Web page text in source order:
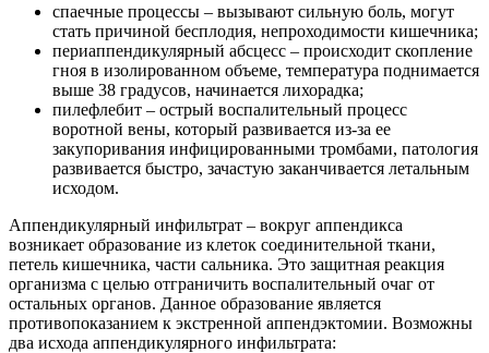
спаечные процессы – вызывают сильную боль, могут
стать причиной бесплодия, непроходимости кишечника;
периаппендикулярный абсцесс – происходит скопление
гноя в изолированном объеме, температура поднимается
выше 38 градусов, начинается лихорадка;
пилефлебит – острый воспалительный процесс
воротной вены, который развивается из-за ее
закупоривания инфицированными тромбами, патология
развивается быстро, зачастую заканчивается летальным
исходом.
Аппендикулярный инфильтрат – вокруг аппендикса
возникает образование из клеток соединительной ткани,
петель кишечника, части сальника. Это защитная реакция
организма с целью отграничить воспалительный очаг от
остальных органов. Данное образование является
противопоказанием к экстренной аппендэктомии. Возможны
два исхода аппендикулярного инфильтрата: